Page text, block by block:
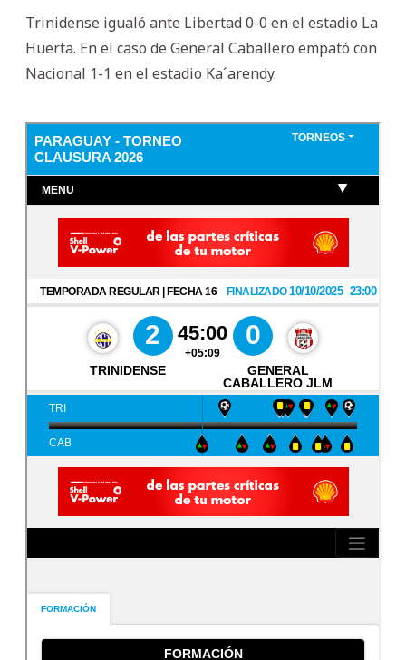
Trinidense igualó ante Libertad 0-0 en el estadio La
Huerta. En el caso de General Caballero empató con
Nacional 1-1 en el estadio Ka´arendy.